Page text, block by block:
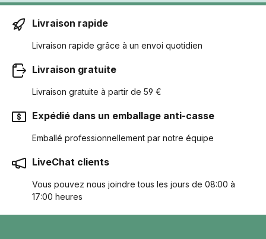
Livraison rapide
Livraison rapide grâce à un envoi quotidien
Livraison gratuite
Livraison gratuite à partir de 59 €
Expédié dans un emballage anti-casse
Emballé professionnellement par notre équipe
LiveChat clients
Vous pouvez nous joindre tous les jours de 08:00 à
17:00 heures